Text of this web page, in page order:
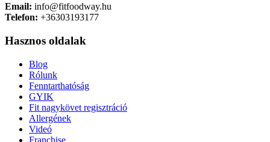
Email: info@fitfoodway.hu
Telefon: +36303193177
Hasznos oldalak
Blog
Rólunk
Fenntarthatóság
GYIK
Fit nagykövet regisztráció
Allergének
Videó
Franchise